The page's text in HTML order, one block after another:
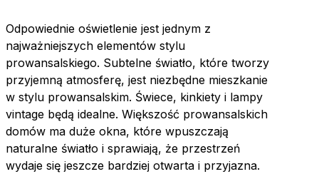
Odpowiednie oświetlenie jest jednym z
najważniejszych elementów stylu
prowansalskiego. Subtelne światło, które tworzy
przyjemną atmosferę, jest niezbędne mieszkanie
w stylu prowansalskim. Świece, kinkiety i lampy
vintage będą idealne. Większość prowansalskich
domów ma duże okna, które wpuszczają
naturalne światło i sprawiają, że przestrzeń
wydaje się jeszcze bardziej otwarta i przyjazna.